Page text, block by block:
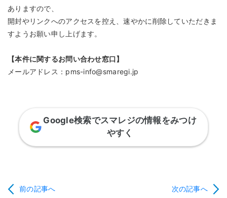
ありますので、
開封やリンクへのアクセスを控え、速やかに削除していただきま
すようお願い申し上げます。
【本件に関するお問い合わせ窓口】
メールアドレス：pms-info@smaregi.jp
Google検索でスマレジの情報をみつけ
やすく
前の記事へ 次の記事へ